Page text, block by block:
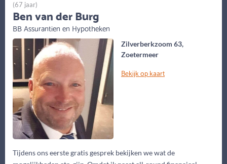
Zilverberkzoom 63,
Zoetermeer
Bekijk op kaart
Tijdens ons eerste gratis gesprek bekijken we wat de
(67 jaar)
Ben van der Burg
BB Assurantien en Hypotheken